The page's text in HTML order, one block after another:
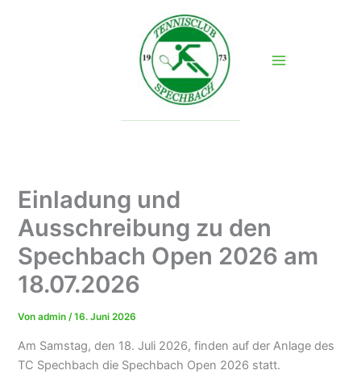
Einladung und
Ausschreibung zu den
Spechbach Open 2026 am
18.07.2026
Vonadmin/16. Juni 2026
Am Samstag, den 18. Juli 2026, finden auf der Anlage des
TC Spechbach die Spechbach Open 2026 statt.